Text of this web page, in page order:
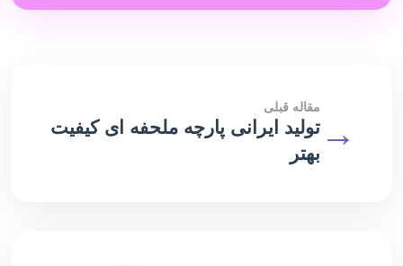
→
مقاله قبلی
تولید ایرانی پارچه ملحفه ای کیفیت
بهتر